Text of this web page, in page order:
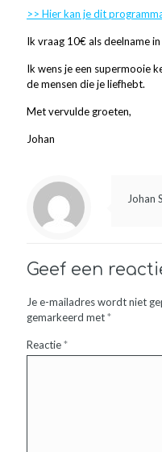
>> Hier kan je dit
Ik vraag 10€ als deelname
Ik wens je een supermooie
de mensen die je liefhebt.
Met vervulde groeten,
Johan
Johan
Geef een
Je e-mailadres wordt niet
gemarkeerd met*
Reactie*